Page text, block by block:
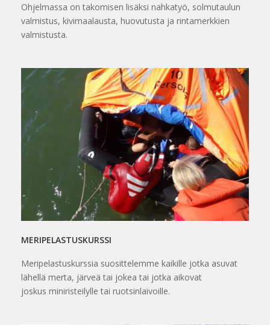
Ohjelmassa on takomisen lisäksi nahkatyö, solmutaulun
valmistus, kivimaalausta, huovutusta ja rintamerkkien
valmistusta.
MERIPELASTUSKURSSI
Meripelastuskurssia suosittelemme kaikille jotka asuvat
lähellä merta, järveä tai jokea tai jotka aikovat
joskus miniristeilylle tai ruotsinlaivoille.